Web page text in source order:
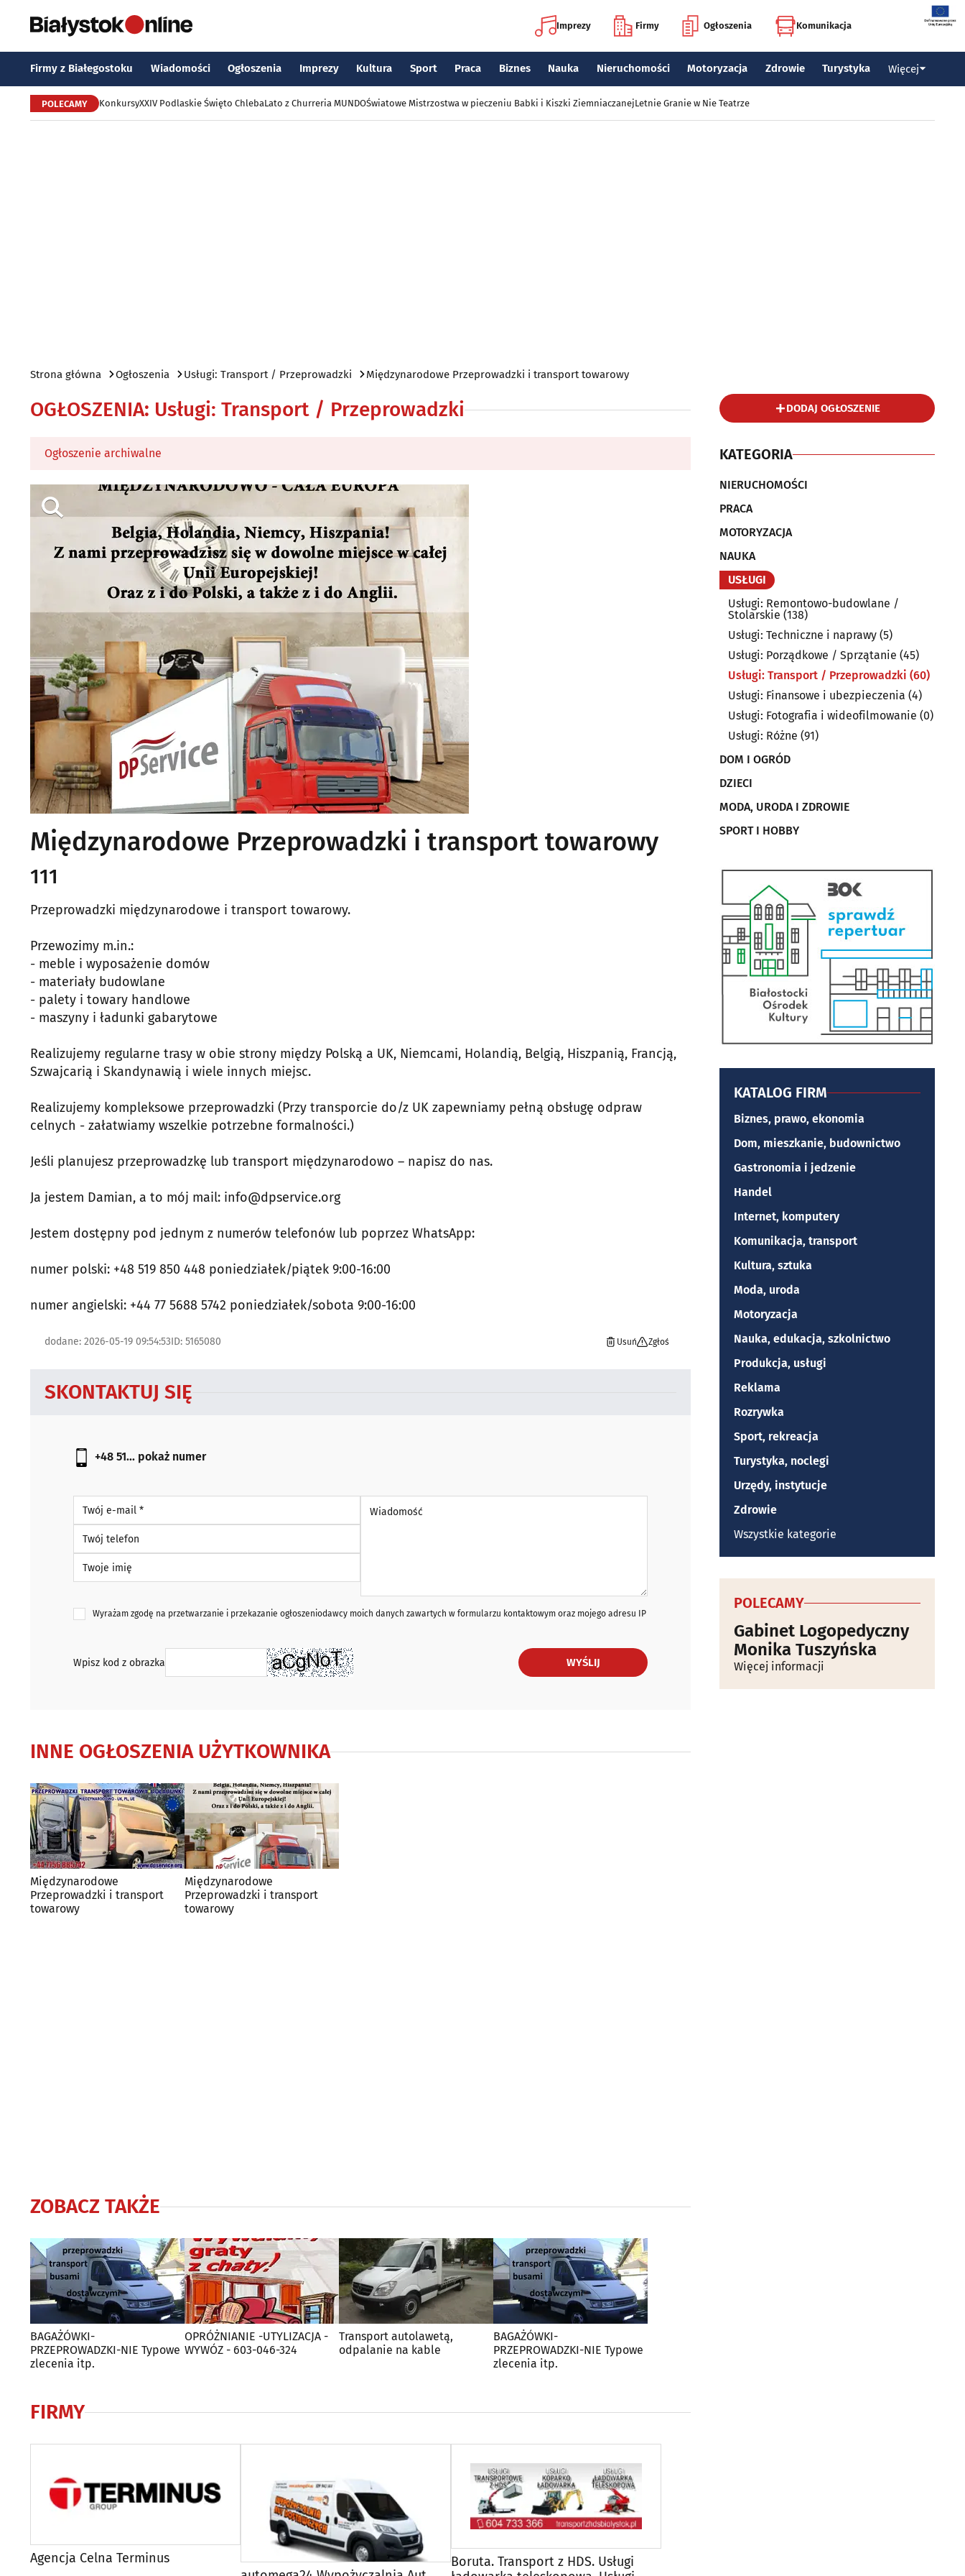
Imprezy Firmy Ogłoszenia Komunikacja
Firmy z Białegostoku Wiadomości Ogłoszenia Imprezy Kultura Sport Praca Biznes Nauka Nieruchomości Motoryzacja Zdrowie Turystyka Więcej
POLECAMY KonkursyXXIV Podlaskie Święto ChlebaLato z Churreria MUNDOŚwiatowe Mistrzostwa w pieczeniu Babki i Kiszki ZiemniaczanejLetnie Granie w Nie Teatrze
Strona główna Ogłoszenia Usługi: Transport / Przeprowadzki Międzynarodowe Przeprowadzki i transport towarowy
OGŁOSZENIA: Usługi: Transport / Przeprowadzki
Ogłoszenie archiwalne
Międzynarodowe Przeprowadzki i transport towarowy
111
Przeprowadzki międzynarodowe i transport towarowy.
Przewozimy m.in.:
- meble i wyposażenie domów
- materiały budowlane
- palety i towary handlowe
- maszyny i ładunki gabarytowe
Realizujemy regularne trasy w obie strony między Polską a UK, Niemcami, Holandią, Belgią, Hiszpanią, Francją,
Szwajcarią i Skandynawią i wiele innych miejsc.
Realizujemy kompleksowe przeprowadzki (Przy transporcie do/z UK zapewniamy pełną obsługę odpraw
celnych - załatwiamy wszelkie potrzebne formalności.)
Jeśli planujesz przeprowadzkę lub transport międzynarodowo – napisz do nas.
Ja jestem Damian, a to mój mail: info@dpservice.org
Jestem dostępny pod jednym z numerów telefonów lub poprzez WhatsApp:
numer polski: +48 519 850 448 poniedziałek/piątek 9:00-16:00
numer angielski: +44 77 5688 5742 poniedziałek/sobota 9:00-16:00
dodane: 2026-05-19 09:54:53ID: 5165080 Usuń Zgłoś
SKONTAKTUJ SIĘ
+48 51... pokaż numer
Wyrażam zgodę na przetwarzanie i przekazanie ogłoszeniodawcy moich danych zawartych w formularzu kontaktowym oraz mojego adresu IP
Wpisz kod z obrazka WYŚLIJ
INNE OGŁOSZENIA UŻYTKOWNIKA
Międzynarodowe
Przeprowadzki i transport
towarowy
Międzynarodowe
Przeprowadzki i transport
towarowy
ZOBACZ TAKŻE
BAGAŻÓWKI-
PRZEPROWADZKI-NIE Typowe
zlecenia itp.
OPRÓŻNIANIE -UTYLIZACJA -
WYWÓZ - 603-046-324
Transport autolawetą,
odpalanie na kable
BAGAŻÓWKI-
PRZEPROWADZKI-NIE Typowe
zlecenia itp.
FIRMY
Agencja Celna Terminus
Boruta. Transport z HDS. Usługi
DODAJ OGŁOSZENIE
KATEGORIA
NIERUCHOMOŚCI
PRACA
MOTORYZACJA
NAUKA
USŁUGI
Usługi: Remontowo-budowlane /
Stolarskie (138)
Usługi: Techniczne i naprawy (5)
Usługi: Porządkowe / Sprzątanie (45)
Usługi: Transport / Przeprowadzki (60)
Usługi: Finansowe i ubezpieczenia (4)
Usługi: Fotografia i wideofilmowanie (0)
Usługi: Różne (91)
DOM I OGRÓD
DZIECI
MODA, URODA I ZDROWIE
SPORT I HOBBY
KATALOG FIRM
Biznes, prawo, ekonomia
Dom, mieszkanie, budownictwo
Gastronomia i jedzenie
Handel
Internet, komputery
Komunikacja, transport
Kultura, sztuka
Moda, uroda
Motoryzacja
Nauka, edukacja, szkolnictwo
Produkcja, usługi
Reklama
Rozrywka
Sport, rekreacja
Turystyka, noclegi
Urzędy, instytucje
Zdrowie
Wszystkie kategorie
POLECAMY
Gabinet Logopedyczny
Monika Tuszyńska
Więcej informacji